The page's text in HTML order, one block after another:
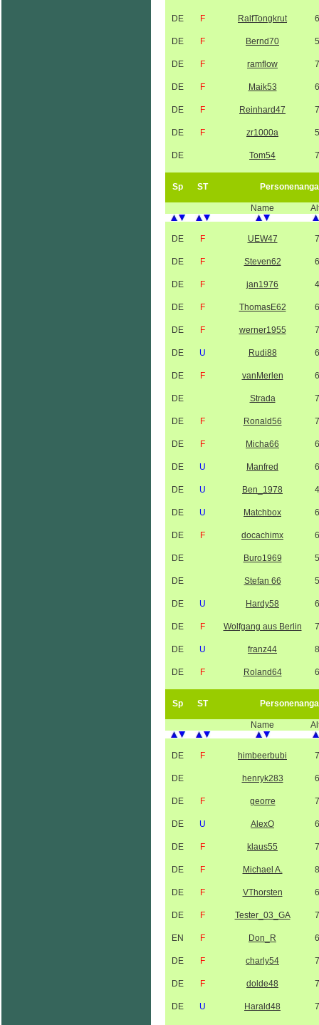
DE F RalfTongkrut
DE F Bernd70
DE F ramflow
DE F Maik53
DE F Reinhard47
DE F zr1000a
DE Tom54
Sp ST
Name
DE F UEW47
DE F Steven62
DE F jan1976
DE F ThomasE62
DE F werner1955
DE U Rudi88
DE F vanMerlen
DE Strada
DE F Ronald56
DE F Micha66
DE U Manfred
DE U Ben_1978
DE U Matchbox
DE F docachimx
DE Buro1969
DE Stefan 66
DE U Hardy58
DE F Wolfgang aus Berlin
DE U franz44
DE F Roland64
Sp ST
Name
DE F himbeerbubi
DE henryk283
DE F georre
DE U AlexO
DE F klaus55
DE F Michael A.
DE F VThorsten
DE F Tester_03_GA
EN F Don_R
DE F charly54
DE F dolde48
DE U Harald48